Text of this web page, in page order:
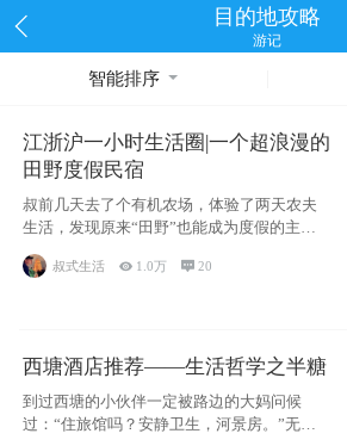
目的地攻略
游记
智能排序
江浙沪一小时生活圈|一个超浪漫的
田野度假民宿
叔前几天去了个有机农场，体验了两天农夫
生活，发现原来“田野”也能成为度假的主旋
律。江
叔式生活  1.0万 20
西塘酒店推荐——生活哲学之半糖
到过西塘的小伙伴一定被路边的大妈问候
过：“住旅馆吗？安静卫生，河景房。”无意